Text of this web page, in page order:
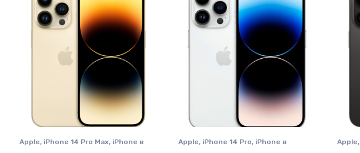
Apple, iPhone 14 Pro Max, iPhone в
Apple, iPhone 14 Pro, iPhone в
Apple,